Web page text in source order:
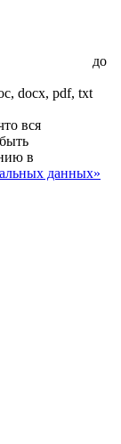
до
docx, pdf, txt
вся
в
данных»